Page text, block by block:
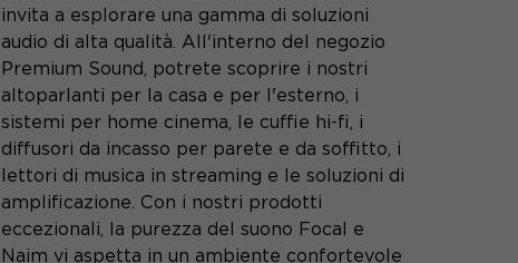
invita a esplorare una gamma di soluzioni
audio di alta qualità. All'interno del negozio
Premium Sound, potrete scoprire i nostri
altoparlanti per la casa e per l'esterno, i
sistemi per home cinema, le cuffie hi-fi, i
diffusori da incasso per parete e da soffitto, i
lettori di musica in streaming e le soluzioni di
amplificazione. Con i nostri prodotti
eccezionali, la purezza del suono Focal e
Naim vi aspetta in un ambiente confortevole